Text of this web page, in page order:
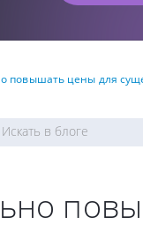
повышать цены для